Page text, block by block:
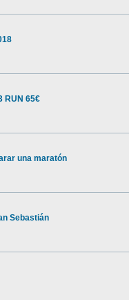
RUN 65€
una maratón
Sebastián